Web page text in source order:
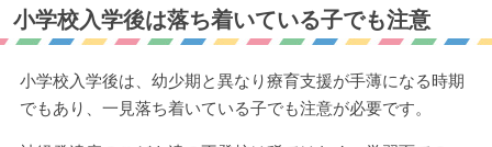
小学校入学後は落ち着いている子でも注意
小学校入学後は、幼少期と異なり療育支援が手薄になる時期
でもあり、一見落ち着いている子でも注意が必要です。